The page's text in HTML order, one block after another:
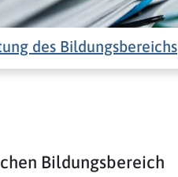
des Bildungsbereichs
Bildungsbereich